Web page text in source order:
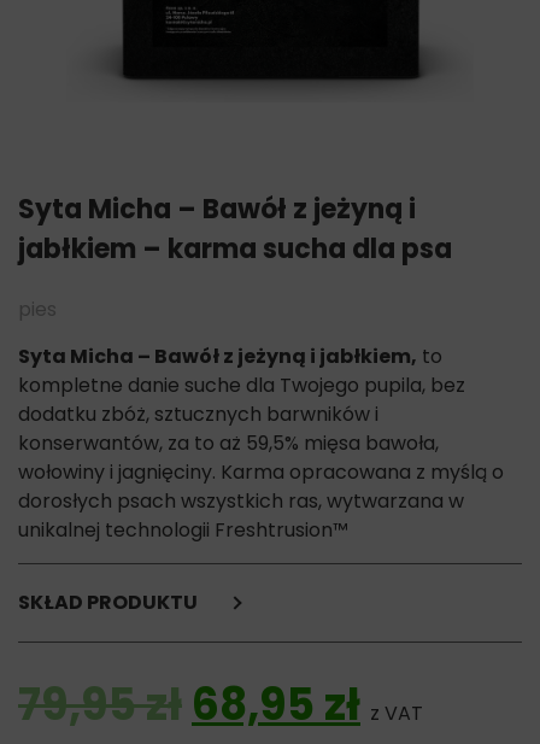
Syta Micha – Bawół z jeżyną i
jabłkiem – karma sucha dla psa
pies
Syta Micha – Bawół z jeżyną i jabłkiem, to
kompletne danie suche dla Twojego pupila, bez
dodatku zbóż, sztucznych barwników i
konserwantów, za to aż 59,5% mięsa bawoła,
wołowiny i jagnięciny. Karma opracowana z myślą o
dorosłych psach wszystkich ras, wytwarzana w
unikalnej technologii Freshtrusion™
SKŁAD PRODUKTU
suszona wołowina 14,5%,
suszona jagnięcina 10%,
79,95złPierwotna cena
68,95 zł z VAT